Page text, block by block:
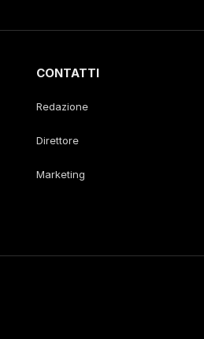
CONTATTI
Redazione
Direttore
Marketing